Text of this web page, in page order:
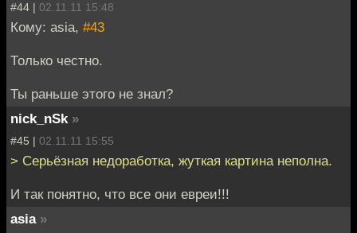
#44 | 02.11.11 15:48
Кому: asia, #43
Только честно.
Ты раньше этого не знал?
nick_nSk »
#45 | 02.11.11 15:55
> Серьёзная недоработка, жуткая картина неполна.
И так понятно, что все они евреи!!!
asia »